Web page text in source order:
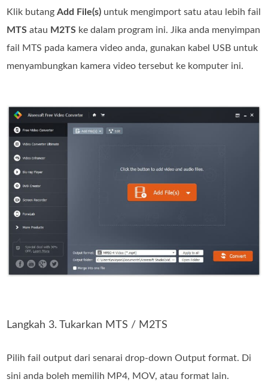
Klik butangAdd File(s) untuk mengimport satu atau lebih fail
MTS atau M2TS ke dalam program ini. Jika anda menyimpan
fail MTS pada kamera video anda, gunakan kabel USB untuk
menyambungkan kamera video tersebut ke komputer ini.
Langkah 3. Tukarkan MTS / M2TS
Pilih fail output dari senarai drop-down Output format. Di
sini anda boleh memilih MP4, MOV, atau format lain.